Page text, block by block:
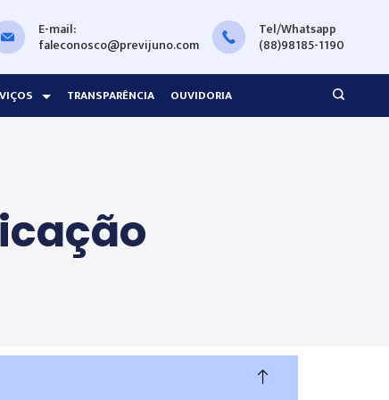
E-mail:
faleconosco@previjuno.com
Tel/Whatsapp
(88)98185-1190
TRANSPARÊNCIA OUVIDORIA